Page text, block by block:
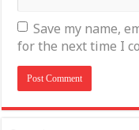
Save my name,
for the next time I